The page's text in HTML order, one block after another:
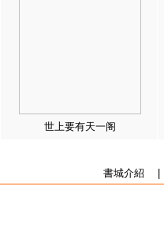
世上要有天一阁
書城介紹